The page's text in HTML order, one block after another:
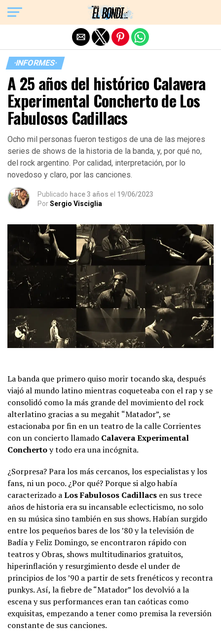
·INFORMES·
A 25 años del histórico Calavera
Experimental Concherto de Los
Fabulosos Cadillacs
Ocho mil personas fueron testigos de una de las mejores
series de shows de la historia de la banda, y, por qué no,
del rock argentino. Por calidad, interpretación, por lo
novedoso y claro, por las canciones.
Publicado hace 3 años el 19/06/2023
PorSergio Visciglia
La banda que primero quiso morir tocando ska, después
viajó al mundo latino mientras coqueteaba con el rap y se
consolidó como la más grande del movimiento del rock
alterlatino gracias a su megahit “Matador”, se
estacionaba por fin en un teatro de la calle Corrientes
con un concierto llamado Calavera Experimental
Conchertoy todo era una incógnita.
¿Sorpresa? Para los más cercanos, los especialistas y los
fans, ni un poco. ¿Por qué? Porque si algo había
caracterizado aLos Fabulosos Cadillacs en sus trece
años de historia era su incansable eclecticismo, no solo
en su música sino también en sus shows. Habían surgido
entre los pequeños bares de los ’80 y la televisión de
Badía y Feliz Domingo, se encontraron rápido con
teatros y Obras, shows multitudinarios gratuitos,
hiperinflación y resurgimiento desde el under de
principios de los ’90 a partir de sets frenéticos y recontra
punkys. Así, la fiebre de “Matador” los devolvió a la
escena y sus performances eran tan caóticas como
exquisitas, empezando a tener como premisa la reversión
constante de sus canciones.
Exit mobile version